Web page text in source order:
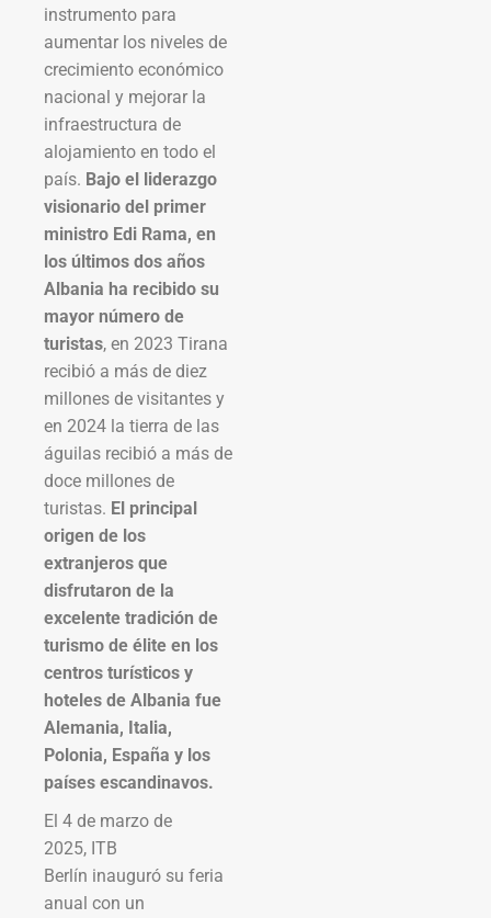
instrumento para
aumentar los niveles de
crecimiento económico
nacional y mejorar la
infraestructura de
alojamiento en todo el
país. Bajo el liderazgo
visionario del primer
ministro Edi Rama, en
los últimos dos años
Albania ha recibido su
mayor número de
turistas, en 2023 Tirana
recibió a más de diez
millones de visitantes y
en 2024 la tierra de las
águilas recibió a más de
doce millones de
turistas. El principal
origen de los
extranjeros que
disfrutaron de la
excelente tradición de
turismo de élite en los
centros turísticos y
hoteles de Albania fue
Alemania, Italia,
Polonia, España y los
países escandinavos.
El 4 de marzo de
2025, ITB
Berlín inauguró su feria
anual con un